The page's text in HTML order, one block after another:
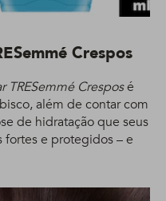
Crespos
TRESemmé Cresposé
além de contar com
de hidratação que seus
fortes e protegidos – e